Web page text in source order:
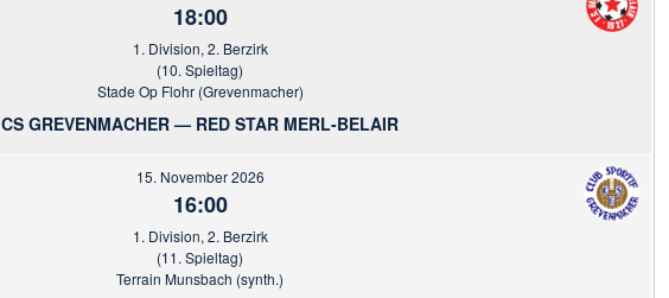
18:00
1. Division, 2. Berzirk
(10. Spieltag)
Stade Op Flohr (Grevenmacher)
CS GREVENMACHER — RED STAR MERL-BELAIR
15. November 2026
16:00
1. Division, 2. Berzirk
(11. Spieltag)
Terrain Munsbach (synth.)